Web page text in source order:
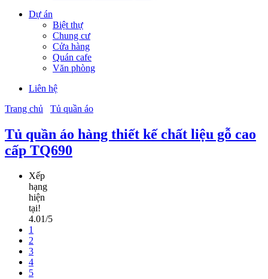
Dự án
Biệt thự
Chung cư
Cửa hàng
Quán cafe
Văn phòng
Liên hệ
Trang chủ
Tủ quần áo
Tủ quần áo hàng thiết kế chất liệu gỗ cao
cấp TQ690
Xếp
hạng
hiện
tại!
4.01/5
1
2
3
4
5